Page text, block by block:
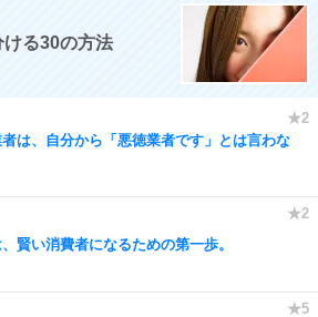
る30の方法
は、自分から「悪徳業者です」とは言わな
賢い消費者になるための第一歩。